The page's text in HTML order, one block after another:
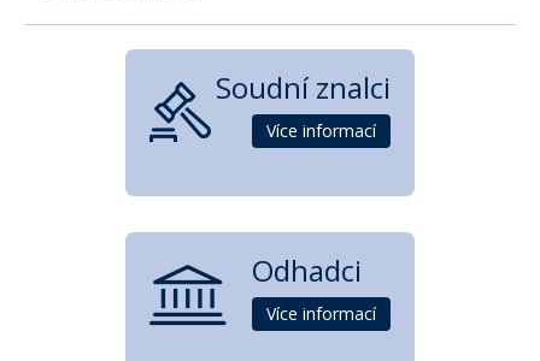
Soudní znalci
Více informací
Odhadci
Více informací